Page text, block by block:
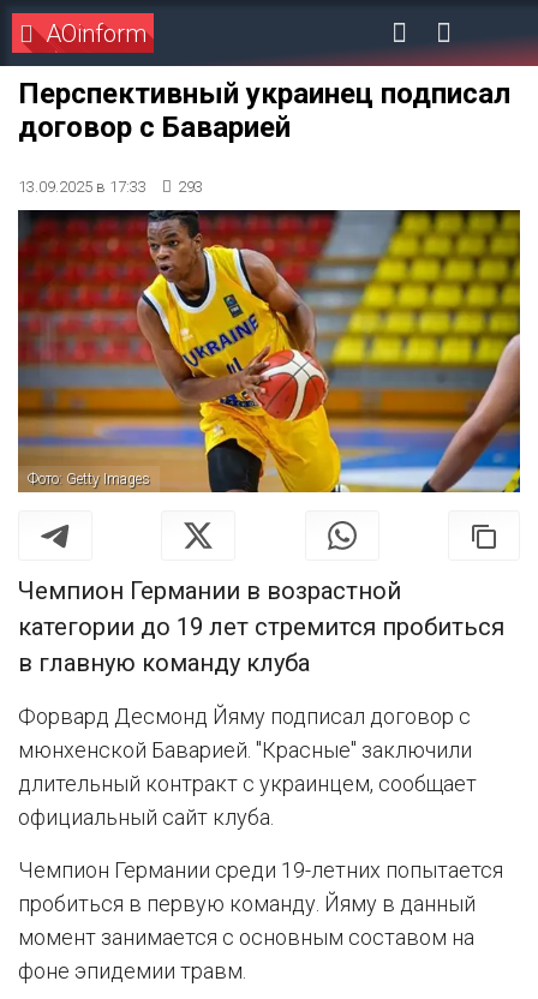
AOinform
Перспективный украинец подписал
договор с Баварией
13.09.2025 в 17:33 293
Фото: Getty Images
Чемпион Германии в возрастной
категории до 19 лет стремится пробиться
в главную команду клуба
Форвард Десмонд Йяму подписал договор с
мюнхенской Баварией. "Красные" заключили
длительный контракт с украинцем, сообщает
официальный сайт клуба.
Чемпион Германии среди 19-летних попытается
пробиться в первую команду. Йяму в данный
момент занимается с основным составом на
фоне эпидемии травм.